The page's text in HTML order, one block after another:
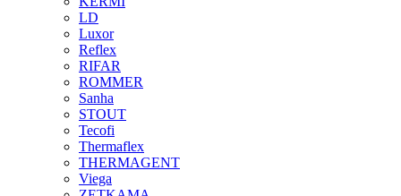
LD
Luxor
Reflex
RIFAR
ROMMER
Sanha
STOUT
Tecofi
Thermaflex
THERMAGENT
Viega